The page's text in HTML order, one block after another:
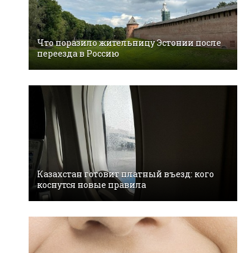
Что поразило жительницу Эстонии после
переезда в Россию
Казахстан готовит платный въезд: кого
коснутся новые правила